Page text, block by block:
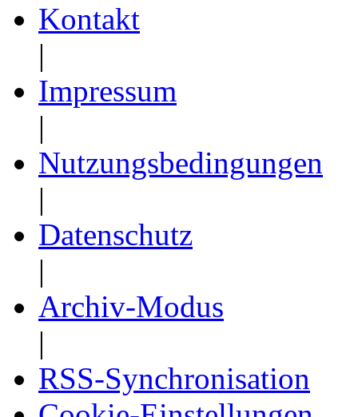
Kontakt
|
Impressum
|
Nutzungsbedingungen
|
Datenschutz
|
Archiv-Modus
|
RSS-Synchronisation